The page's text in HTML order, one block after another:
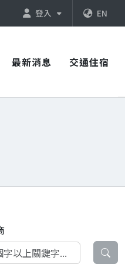
登入 EN
最新消息 交通住宿